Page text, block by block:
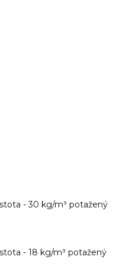
- 30 kg/m³ potažený
- 18 kg/m³ potažený